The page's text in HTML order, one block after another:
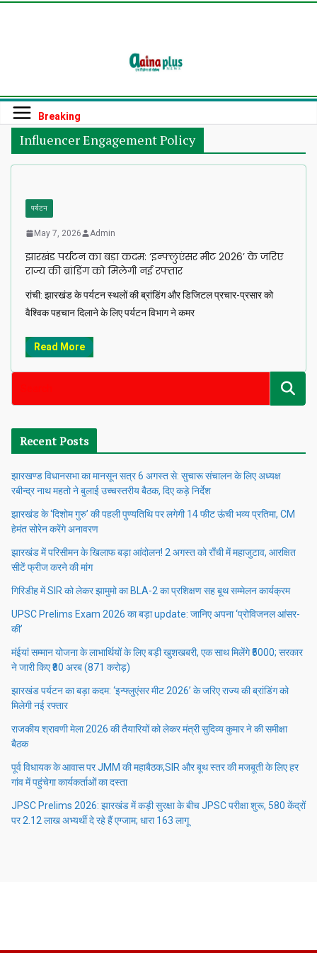
Breaking
Influencer Engagement Policy
पर्यटन
May 7, 2026 Admin
झारखंड पर्यटन का बड़ा कदम: ‘इन्फ्लुएंसर मीट 2026’ के जरिए
राज्य की ब्रांडिंग को मिलेगी नई रफ्तार
रांची: झारखंड के पर्यटन स्थलों की ब्रांडिंग और डिजिटल प्रचार-प्रसार को
वैश्विक पहचान दिलाने के लिए पर्यटन विभाग ने कमर
Read More
Recent Posts
झारखण्ड विधानसभा का मानसून सत्र 6 अगस्त से: सुचारू संचालन के लिए अध्यक्ष
रबीन्द्र नाथ महतो ने बुलाई उच्चस्तरीय बैठक, दिए कड़े निर्देश
झारखंड के ‘दिशोम गुरु’ की पहली पुण्यतिथि पर लगेगी 14 फीट ऊंची भव्य प्रतिमा, CM
हेमंत सोरेन करेंगे अनावरण
झारखंड में परिसीमन के खिलाफ बड़ा आंदोलन! 2 अगस्त को राँची में महाजुटाव, आरक्षित
सीटें फ्रीज करने की मांग
गिरिडीह में SIR को लेकर झामुमो का BLA-2 का प्रशिक्षण सह बूथ सम्मेलन कार्यक्रम
UPSC Prelims Exam 2026 का बड़ा update: जानिए अपना ‘प्रोविजनल आंसर-
की’
मंईयां सम्मान योजना के लाभार्थियों के लिए बड़ी खुशखबरी, एक साथ मिलेंगे ₹5000; सरकार
ने जारी किए ₹80 अरब (871 करोड़)
झारखंड पर्यटन का बड़ा कदम: ‘इन्फ्लुएंसर मीट 2026’ के जरिए राज्य की ब्रांडिंग को
मिलेगी नई रफ्तार
राजकीय श्रावणी मेला 2026 की तैयारियों को लेकर मंत्री सुदिव्य कुमार ने की समीक्षा
बैठक
पूर्व विधायक के आवास पर JMM की महाबैठक,SIR और बूथ स्तर की मजबूती के लिए हर
गांव में पहुंचेगा कार्यकर्ताओं का दस्ता
JPSC Prelims 2026: झारखंड में कड़ी सुरक्षा के बीच JPSC परीक्षा शुरू, 580 केंद्रों
पर 2.12 लाख अभ्यर्थी दे रहे हैं एग्जाम; धारा 163 लागू